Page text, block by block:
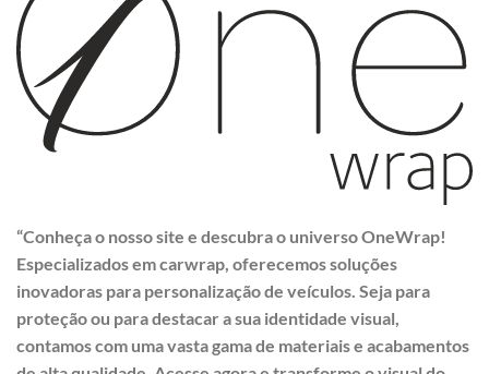
“Conheça o nosso site e descubra o universo OneWrap!
Especializados em carwrap, oferecemos soluções
inovadoras para personalização de veículos. Seja para
proteção ou para destacar a sua identidade visual,
contamos com uma vasta gama de materiais e acabamentos